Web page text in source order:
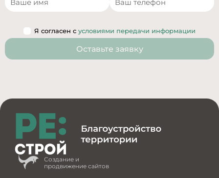
Я согласен с условиями передачи информации
Оставьте заявку
Создание и
продвижение сайтов